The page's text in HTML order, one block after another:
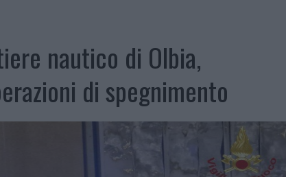
nautico di Olbia,
di spegnimento